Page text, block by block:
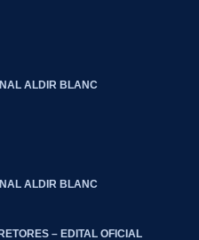
ALDIR BLANC
ALDIR BLANC
– EDITAL OFICIAL